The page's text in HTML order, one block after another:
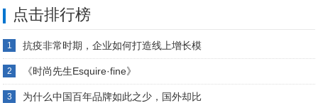
点击排行榜
1 抗疫非常时期，企业如何打造线上增长模
2 《时尚先生Esquire·fine》
3 为什么中国百年品牌如此之少，国外却比